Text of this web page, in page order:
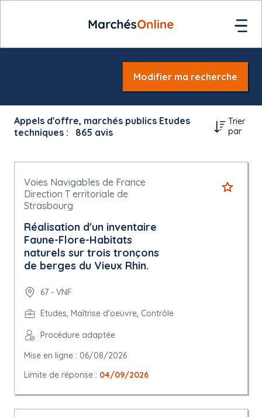
Modifier ma recherche
Appels d'offre, marchés publics Etudes
techniques :
865 avis
Trier
par
Voies Navigables de France
Direction T erritoriale de
Strasbourg
Réalisation d'un inventaire
Faune-Flore-Habitats
naturels sur trois tronçons
de berges du Vieux Rhin.
67 - VNF
Etudes, Maîtrise d'oeuvre, Contrôle
Procédure adaptée
Mise en ligne : 06/08/2026
Limite de réponse : 04/09/2026